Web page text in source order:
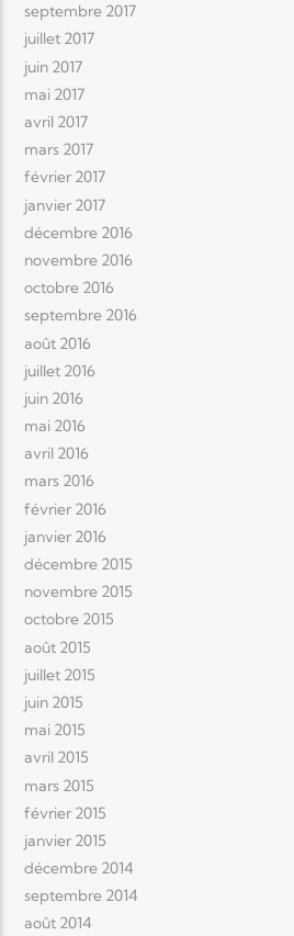
septembre 2017
juillet 2017
juin 2017
mai 2017
avril 2017
mars 2017
février 2017
janvier 2017
décembre 2016
novembre 2016
octobre 2016
septembre 2016
août 2016
juillet 2016
juin 2016
mai 2016
avril 2016
mars 2016
février 2016
janvier 2016
décembre 2015
novembre 2015
octobre 2015
août 2015
juillet 2015
juin 2015
mai 2015
avril 2015
mars 2015
février 2015
janvier 2015
décembre 2014
septembre 2014
août 2014